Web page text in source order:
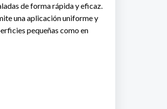
de forma rápida y eficaz.
una aplicación uniforme y
pequeñas como en